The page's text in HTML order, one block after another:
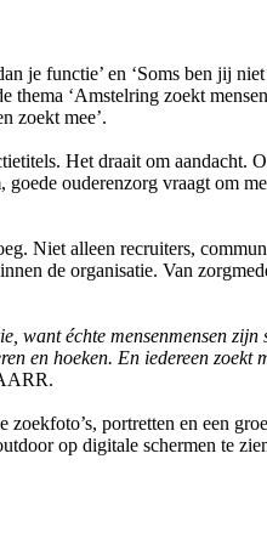
je functie’ en ‘Soms ben jij
‘Amstelring zoekt
zoekt mee’.
Het draait om aandacht.
ouderenzorg vraagt om
Niet alleen recruiters,
de organisatie. Van
want échte mensenmensen
en hoeken. En iedereen zoekt
portretten en een
op digitale schermen te